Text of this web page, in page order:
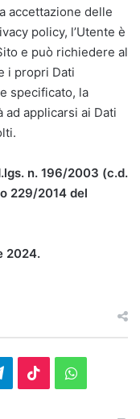
accettazione delle
policy, l’Utente è
e può richiedere al
i propri Dati
specificato, la
applicarsi ai Dati
n. 196/2003 (c.d.
229/2014 del
2024.
Telegram
TikTok